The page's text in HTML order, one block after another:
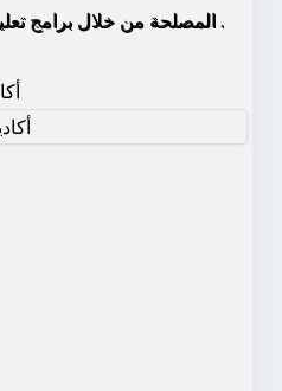
المصلحة من خلال برامج تعليمية وتدريبية واستشارية متميزة .